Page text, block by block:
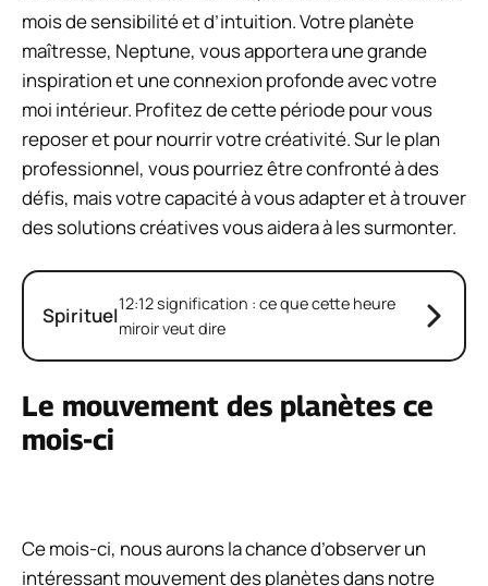
mois de sensibilité et d’intuition. Votre planète
maîtresse, Neptune, vous apportera une grande
inspiration et une connexion profonde avec votre
moi intérieur. Profitez de cette période pour vous
reposer et pour nourrir votre créativité. Sur le plan
professionnel, vous pourriez être confronté à des
défis, mais votre capacité à vous adapter et à trouver
des solutions créatives vous aidera à les surmonter.
Spirituel12:12 signification : ce que cette heure
miroir veut dire
Le mouvement des planètes ce
mois-ci
Ce mois-ci, nous aurons la chance d’observer un
intéressant mouvement des planètes dans notre